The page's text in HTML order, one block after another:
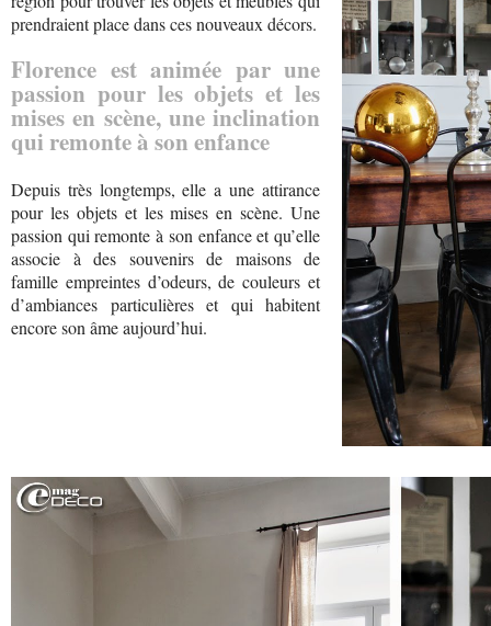
prendraient place dans ces nouveaux décors.
Florence est animée par une
passion pour les objets et les
mises en scène, une inclination
qui remonte à son enfance
Depuis très longtemps, elle a une attirance
pour les objets et les mises en scène. Une
passion qui remonte à son enfance et qu’elle
associe à des souvenirs de maisons de
famille empreintes d’odeurs, de couleurs et
d’ambiances particulières et qui habitent
encore son âme aujourd’hui.